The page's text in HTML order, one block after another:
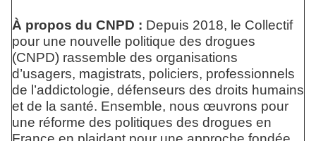
À propos du CNPD : Depuis 2018, le Collectif
pour une nouvelle politique des drogues
(CNPD) rassemble des organisations
d’usagers, magistrats, policiers, professionnels
de l’addictologie, défenseurs des droits humains
et de la santé. Ensemble, nous œuvrons pour
une réforme des politiques des drogues en